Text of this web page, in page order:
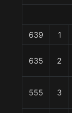
639 1
635 2
555 3